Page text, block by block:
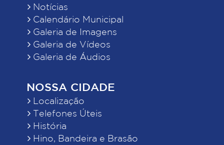
Notícias
Calendário Municipal
Galeria de Imagens
Galeria de Vídeos
Galeria de Áudios
NOSSA CIDADE
Localização
Telefones Úteis
História
Hino, Bandeira e Brasão